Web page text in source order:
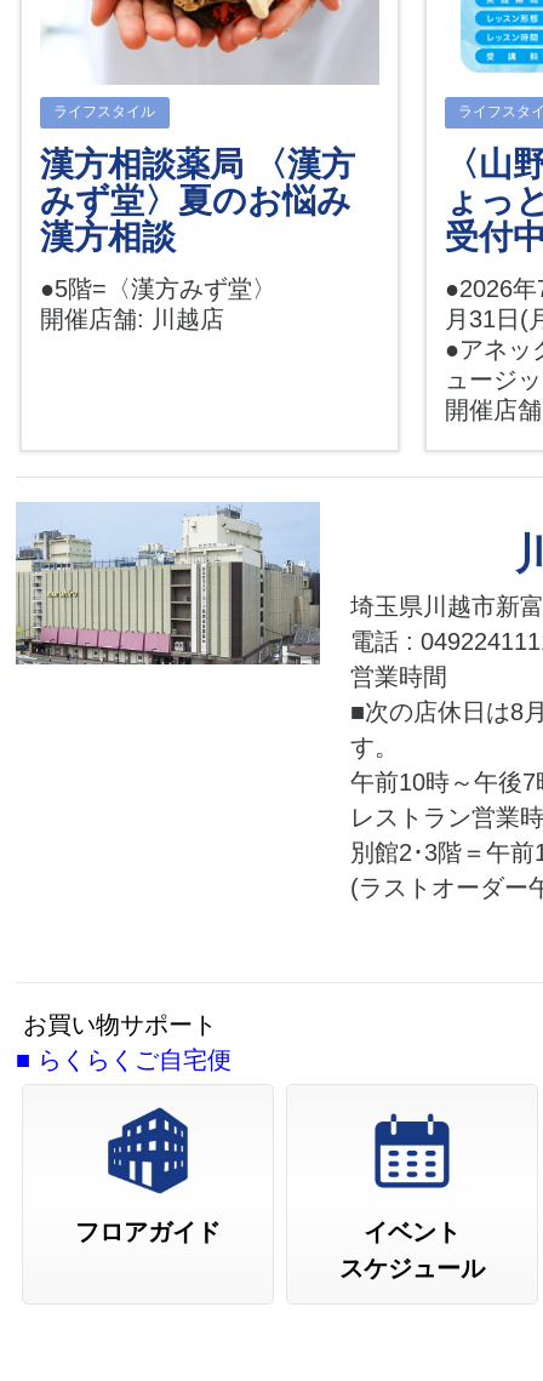
ライフスタイル
漢方相談薬局 〈漢方
みず堂〉夏のお悩み
漢方相談
●5階=〈漢方みず堂〉
開催店舗: 川越店
ライフスタ
〈山
ょっ
受付
●2026
月31日(
●アネッ
ュージ
開催店
埼玉県川越市新
電話 :
営業時間
■次の店休日は8
す。
午前10時～午後7
レストラン営業
別館2･3階＝午
(ラストオーダー
お買い物サポート
■ らくらくご自宅便
フロアガイド
イベント
スケジュール